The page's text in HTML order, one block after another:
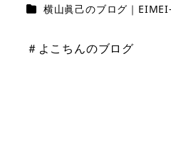
カテゴリー
横山眞己のブログ｜
＃よこちんのブログ